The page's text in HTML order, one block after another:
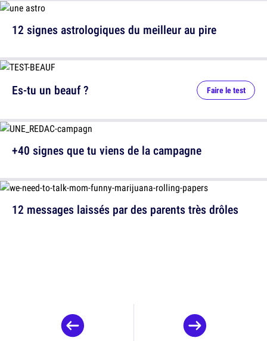
12 signes astrologiques du meilleur au pire
12 messages laissés par des parents très drôles
Es-tu un beauf ? Faire le test
+40 signes que tu viens de la campagne